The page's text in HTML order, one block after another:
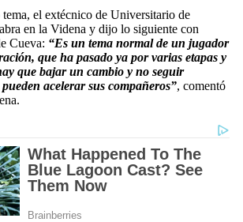
el extécnico de Universitario de
en la Videna y dijo lo siguiente con
Cueva: “Es un tema normal de un jugador
que ha pasado ya por varias etapas y
que bajar un cambio y no seguir
acelerar sus compañeros”, comentó